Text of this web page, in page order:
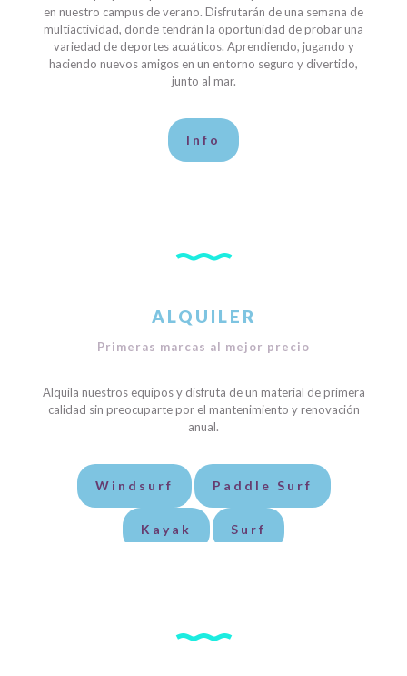
en nuestro campus de verano. Disfrutarán de una semana de
multiactividad, donde tendrán la oportunidad de probar una
variedad de deportes acuáticos. Aprendiendo, jugando y
haciendo nuevos amigos en un entorno seguro y divertido,
junto al mar.
Info
ALQUILER
Primeras marcas al mejor precio
Alquila nuestros equipos y disfruta de un material de primera
calidad sin preocuparte por el mantenimiento y renovación
anual.
Windsurf Paddle Surf
Kayak Surf